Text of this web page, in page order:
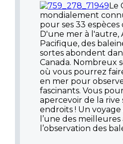
Le
mondialement
pour ses 33 espèces
D'une mer à l'autre,
Pacifique, des
sortes abondent
Canada. Nombreux
où vous pourrez
en mer pour
fascinants. Vous
apercevoir de la
endroits ! Un voyage
l’une des
l’observation des